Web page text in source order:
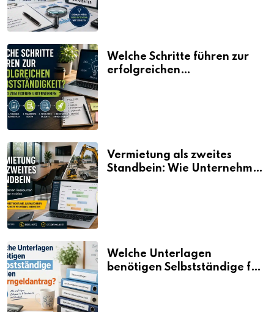
Welche Schritte führen zur
erfolgreichen
Vermietung als zweites
Standbein: Wie Unternehmen
Welche Unterlagen
benötigen Selbstständige für